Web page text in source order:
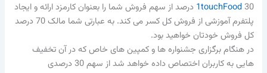
1touchFood 30 درصد از سهم فروش شما را بعنوان کارمزد ارائه و ایجاد
پلتفرم آموزشی از فروش کل کسر می کند. به عبارتی شما مالک 70 درصد
کل فروش خودتان خواهید بود.
در هنگام برگزاری جشنواره ها و کمپین های خاص که در آن تخفیف
هایی به کاربران اختصاص داده خواهد شد از سهم 30 درصدی